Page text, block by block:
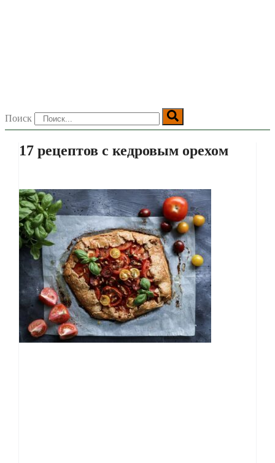
Поиск
17 рецептов с кедровым орехом